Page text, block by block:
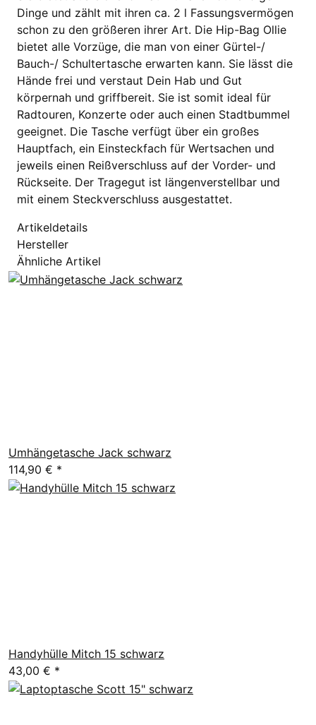
Dinge und zählt mit ihren ca. 2 l Fassungsvermögen
schon zu den größeren ihrer Art. Die Hip-Bag Ollie
bietet alle Vorzüge, die man von einer Gürtel-/
Bauch-/ Schultertasche erwarten kann. Sie lässt die
Hände frei und verstaut Dein Hab und Gut
körpernah und griffbereit. Sie ist somit ideal für
Radtouren, Konzerte oder auch einen Stadtbummel
geeignet. Die Tasche verfügt über ein großes
Hauptfach, ein Einsteckfach für Wertsachen und
jeweils einen Reißverschluss auf der Vorder- und
Rückseite. Der Tragegut ist längenverstellbar und
mit einem Steckverschluss ausgestattet.
Artikeldetails
Hersteller
Ähnliche Artikel
Umhängetasche Jack schwarz
114,90 € *
Handyhülle Mitch 15 schwarz
43,00 € *